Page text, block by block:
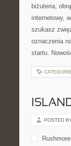
biżuteria,
internetowy,
szukasz
oznaczenia
startu.
POSTED